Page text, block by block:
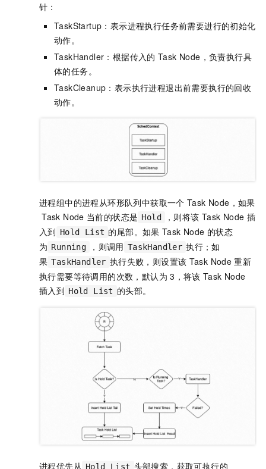
针：
TaskStartup：表示进程执行任务前需要进行的初始化
动作。
TaskHandler：根据传入的 Task Node，负责执行具
体的任务。
TaskCleanup：表示执行进程退出前需要执行的回收
动作。
进程组中的进程从环形队列中获取一个 Task Node，如果
Task Node 当前的状态是 Hold ，则将该 Task Node 插
入到 Hold List 的尾部。如果 Task Node 的状态
为 Running ，则调用 TaskHandler 执行；如
果 TaskHandler 执行失败，则设置该 Task Node 重新
执行需要等待调用的次数，默认为 3，将该 Task Node
插入到 Hold List 的头部。
进程优先从 Hold List 头部搜索，获取可执行的